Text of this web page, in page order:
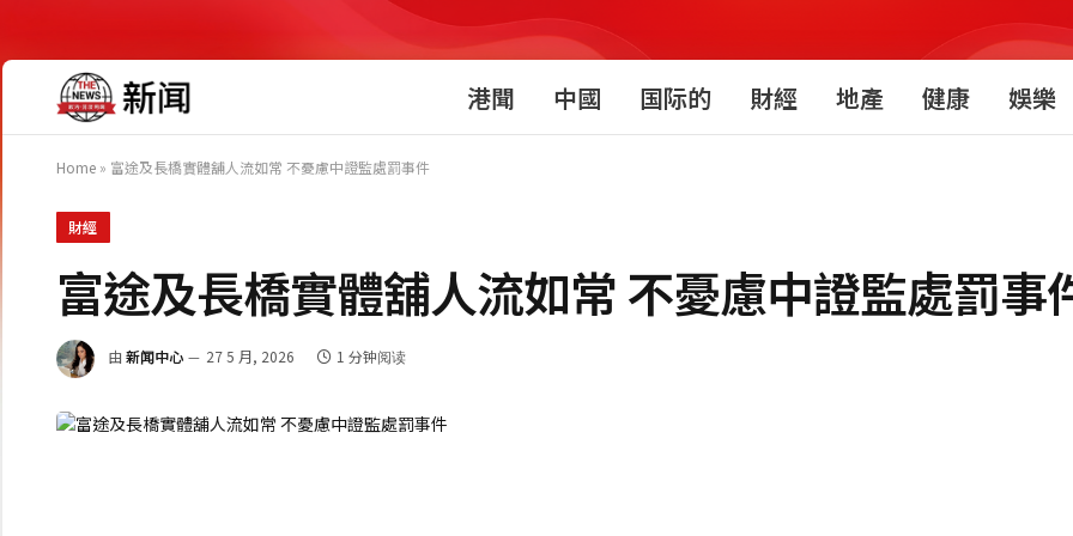
港聞 中國 国际的 財經 地產 健康 娛樂
Home » 富途及長橋實體舖人流如常 不憂慮中證監處罰事件
財經
富途及長橋實體舖人流如常 不憂慮中證監處罰事
由 新闻中心 27 5 月, 2026 1 分钟阅读